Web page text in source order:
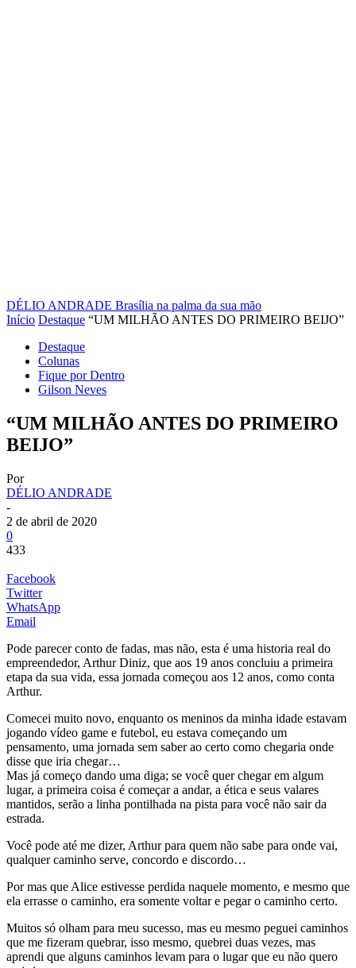
DÉLIO ANDRADE Brasília na palma da sua mão
Início Destaque “UM MILHÃO ANTES DO PRIMEIRO BEIJO”
Destaque
Colunas
Fique por Dentro
Gilson Neves
“UM MILHÃO ANTES DO PRIMEIRO
BEIJO”
Por
DÉLIO ANDRADE
-
2 de abril de 2020
0
433
Facebook
Twitter
WhatsApp
Email
Pode parecer conto de fadas, mas não, esta é uma historia real do
empreendedor, Arthur Diniz, que aos 19 anos concluiu a primeira
etapa da sua vida, essa jornada começou aos 12 anos, como conta
Arthur.
Comecei muito novo, enquanto os meninos da minha idade estavam
jogando vídeo game e futebol, eu estava começando um
pensamento, uma jornada sem saber ao certo como chegaria onde
disse que iria chegar…
Mas já começo dando uma diga; se você quer chegar em algum
lugar, a primeira coisa é começar a andar, a ética e seus valares
mantidos, serão a linha pontilhada na pista para você não sair da
estrada.
Você pode até me dizer, Arthur para quem não sabe para onde vai,
qualquer caminho serve, concordo e discordo…
Por mas que Alice estivesse perdida naquele momento, e mesmo que
ela errasse o caminho, era somente voltar e pegar o caminho certo.
Muitos só olham para meu sucesso, mas eu mesmo peguei caminhos
que me fizeram quebrar, isso mesmo, quebrei duas vezes, mas
aprendi que alguns caminhos levam para o lugar que eu não quero